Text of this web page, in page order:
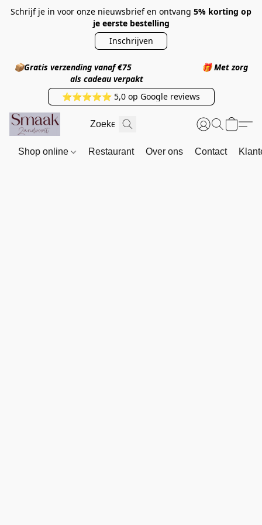
Schrijf je in voor onze nieuwsbrief en ontvang 5% korting op
je eerste bestelling
Inschrijven
📦Gratis verzending vanaf €75 🎁Met zorg
als cadeau verpakt
⭐⭐⭐⭐⭐ 5,0 op Google reviews
Shop online Restaurant Over ons Contact